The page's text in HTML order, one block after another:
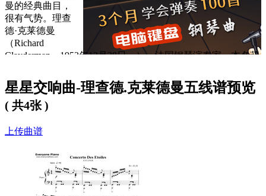
曼的经典曲目，
很有气势。理查
德·克莱德曼
（Richard
Clayderman，1953年12月28日－），法国钢琴演奏家。本名菲
见长，而是主要弹奏一些现代爱情曲目。
《星星交响曲》是一首特别好听的曲子，有点难度，如果你也
喜欢这首曲子，不妨试着用EOP练习下，需要谱子的话，下面
是 星星交响曲钢琴谱
星星交响曲-理查德.克莱德曼五线谱预览
( 共4张 )
上传曲谱